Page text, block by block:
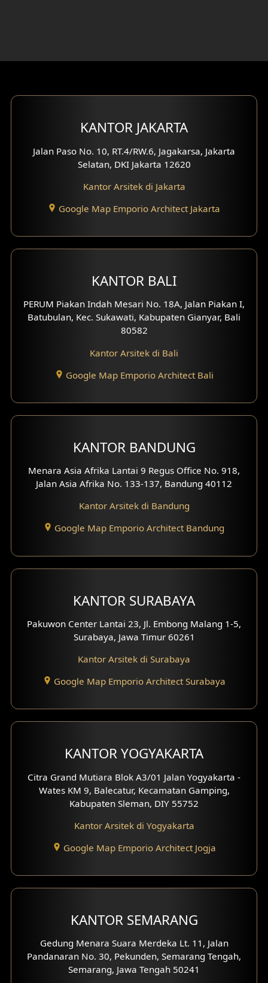
Eksterior Tampak Depan
Eksterior Tampak Samping
Desain Eksterior Villa
Desain Eksterior Perumahan
Desain Klinik
Desain Perumahan
Desain Interior Perumahan
Desain Interior Ruko
Desain Interior Kantor
Eksterior Tampak Hook
Fasad Paviliun
Fasad Villa
Fasad Klinik
Desain Basement
Desain Rumah Scandinavian
Desain Rumah Tradisional
Desain Rumah Santorini
Desain Balkon
Desain Kanopi
KANTOR JAKARTA
Jalan Paso No. 10, RT.4/RW.6, Jagakarsa, Jakarta
Selatan, DKI Jakarta 12620
Kantor Arsitek di Jakarta
Google Map Emporio Architect Jakarta
KANTOR BALI
PERUM Piakan Indah Mesari No. 18A, Jalan Piakan I,
Batubulan, Kec. Sukawati, Kabupaten Gianyar, Bali
80582
Kantor Arsitek di Bali
Google Map Emporio Architect Bali
KANTOR BANDUNG
Menara Asia Afrika Lantai 9 Regus Office No. 918,
Jalan Asia Afrika No. 133-137, Bandung 40112
Kantor Arsitek di Bandung
Google Map Emporio Architect Bandung
KANTOR SURABAYA
Pakuwon Center Lantai 23, Jl. Embong Malang 1-5,
Surabaya, Jawa Timur 60261
Kantor Arsitek di Surabaya
Google Map Emporio Architect Surabaya
KANTOR YOGYAKARTA
Citra Grand Mutiara Blok A3/01 Jalan Yogyakarta -
Wates KM 9, Balecatur, Kecamatan Gamping,
Kabupaten Sleman, DIY 55752
Kantor Arsitek di Yogyakarta
Google Map Emporio Architect Jogja
KANTOR SEMARANG
Gedung Menara Suara Merdeka Lt. 11, Jalan
Pandanaran No. 30, Pekunden, Semarang Tengah,
Semarang, Jawa Tengah 50241